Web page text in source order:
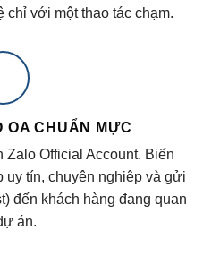
chỉ với một thao tác chạm.
OA CHUẨN MỰC
Official Account. Biến
uy tín, chuyên nghiệp và gửi
đến khách hàng đang quan
án.